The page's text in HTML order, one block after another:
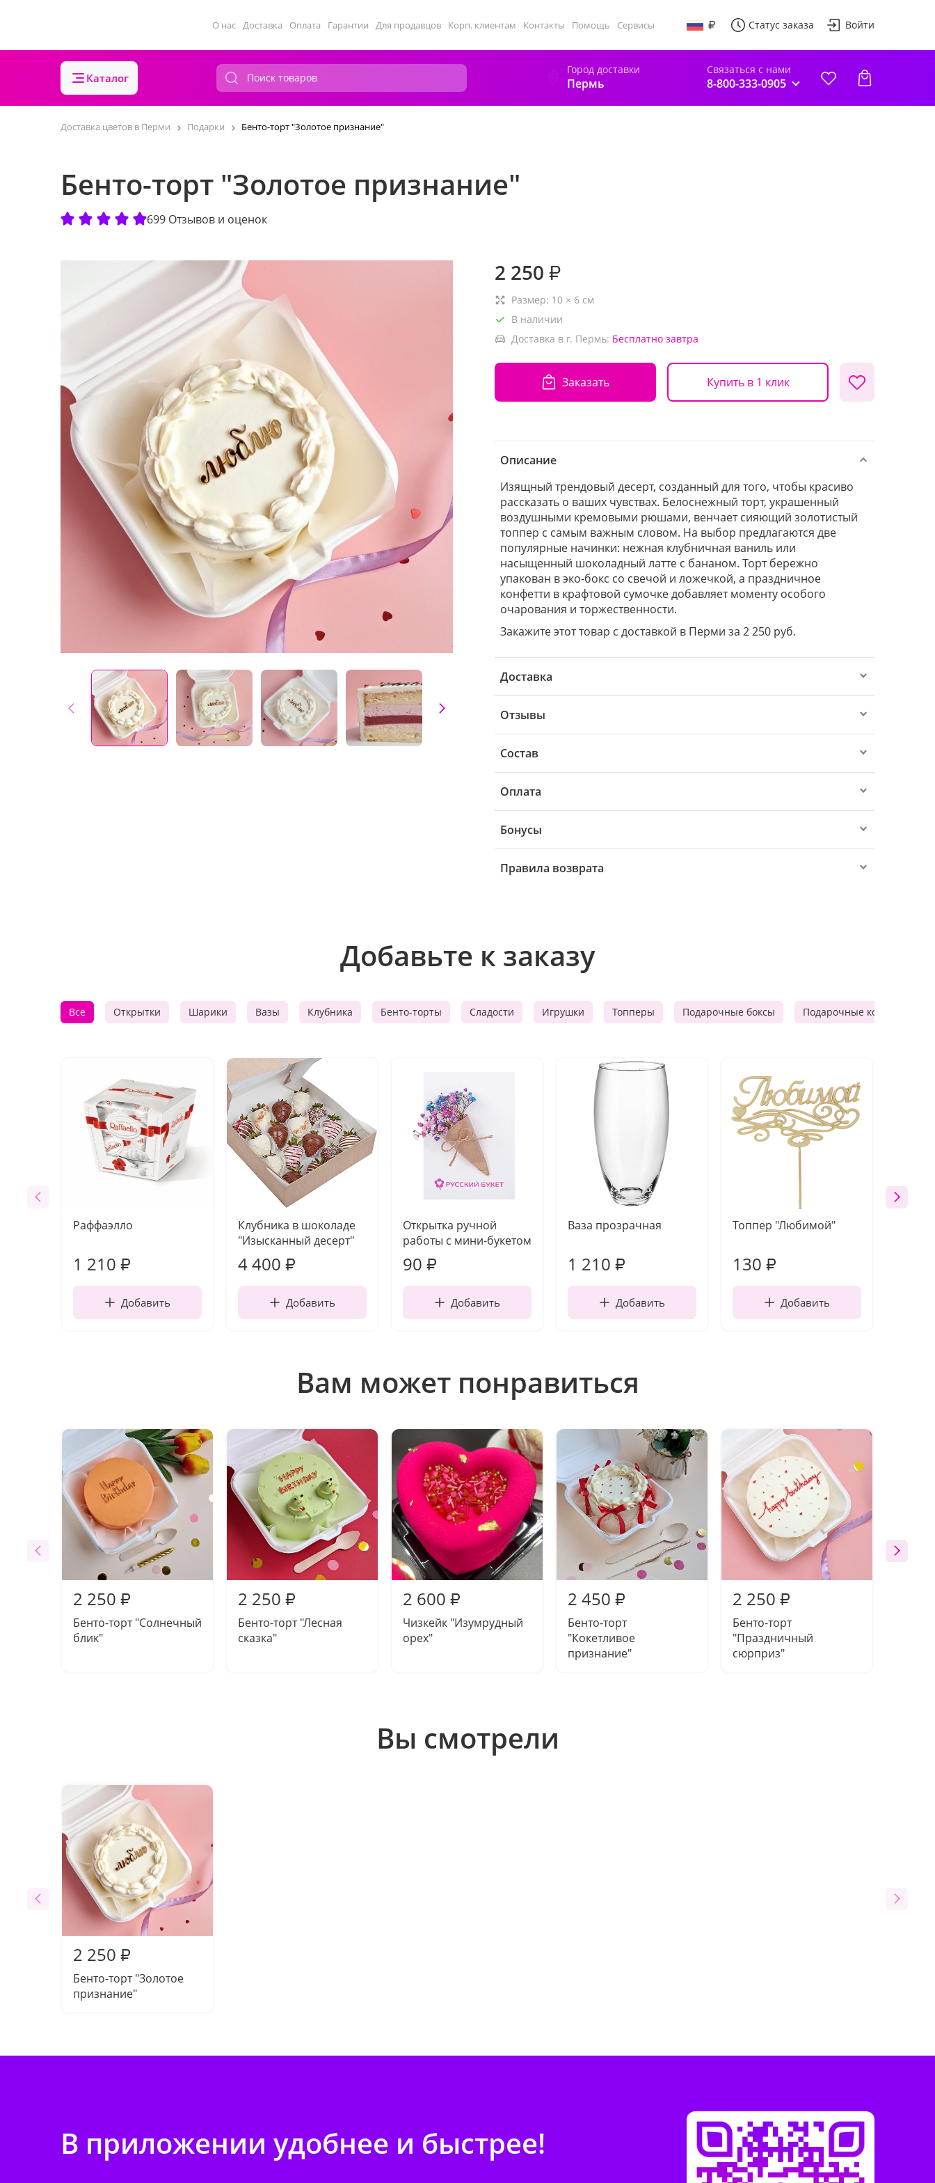
О нас Доставка Оплата Гарантии Для продавцов Корп. клиентам Контакты Помощь Сервисы Статус заказа Войти
Каталог
Город доставки
Пермь
Связаться с нами
8-800-333-0905
Доставка цветов в Перми Подарки Бенто-торт "Золотое признание"
Бенто-торт "Золотое признание"
699 Отзывов и оценок
2 250 ₽
Размер: 10 × 6 см
В наличии
Доставка в г. Пермь: Бесплатно завтра
Заказать Купить в 1 клик
Описание
Изящный трендовый десерт, созданный для того, чтобы красиво
рассказать о ваших чувствах. Белоснежный торт, украшенный
воздушными кремовыми рюшами, венчает сияющий золотистый
топпер с самым важным словом. На выбор предлагаются две
популярные начинки: нежная клубничная ваниль или
насыщенный шоколадный латте с бананом. Торт бережно
упакован в эко-бокс со свечой и ложечкой, а праздничное
конфетти в крафтовой сумочке добавляет моменту особого
очарования и торжественности.
Закажите этот товар с доставкой в Перми за 2 250 руб.
Доставка
Отзывы
Состав
Оплата
Бонусы
Правила возврата
Добавьте к заказу
Все Открытки Шарики Вазы Клубника Бенто-торты Сладости Игрушки Топперы Подарочные боксы Подарочные корзины
Раффаэлло
1 210 ₽
Добавить
Клубника в шоколаде
"Изысканный десерт"
4 400 ₽
Добавить
Открытка ручной
работы с мини-букетом
90 ₽
Добавить
Ваза прозрачная
1 210 ₽
Добавить
Топпер "Любимой"
130 ₽
Добавить
Вам может понравиться
2 250 ₽
Бенто-торт "Солнечный
блик"
2 250 ₽
Бенто-торт "Лесная
сказка"
2 600 ₽
Чизкейк "Изумрудный
орех"
2 450 ₽
Бенто-торт
"Кокетливое
признание"
2 250 ₽
Бенто-торт
"Праздничный
сюрприз"
Вы смотрели
2 250 ₽
Бенто-торт "Золотое
признание"
В приложении удобнее и быстрее!